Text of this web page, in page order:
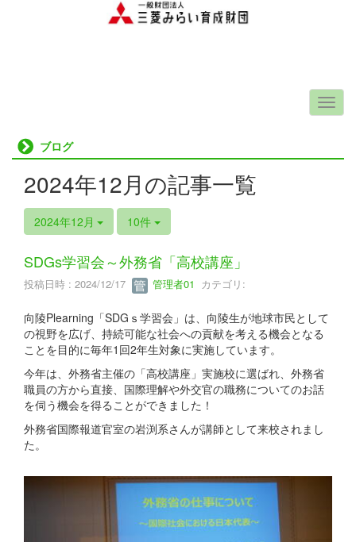
ブログ
2024年12月の記事一覧
2024年12月 10件
SDGs学習会～外務省「高校講座」
投稿日時 : 2024/12/17 管理者01 カテゴリ:
向陵Plearning「SDGｓ学習会」は、向陵生が地球市民として
の視野を広げ、持続可能な社会への貢献を考える機会となる
ことを目的に毎年1回2年生対象に実施しています。
今年は、外務省主催の「高校講座」実施校に選ばれ、外務省
職員の方から直接、国際理解や外交官の職務についてのお話
を伺う機会を得ることができました！
外務省国際報道官室の岩渕系さんが講師として来校されまし
た。